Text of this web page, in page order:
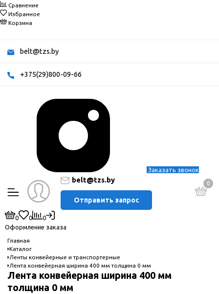
Сравнение
Избранное
Корзина
belt@tzs.by
+375(29)800-09-66
Заказать звонок
belt@tzs.by
Отправить запрос
0
0 0
0
Оформление заказа
Главная
Каталог
Ленты конвейерные и транспортерные
Лента конвейерная ширина 400 мм толщина 0 мм
Лента конвейерная ширина 400 мм
толщина 0 мм